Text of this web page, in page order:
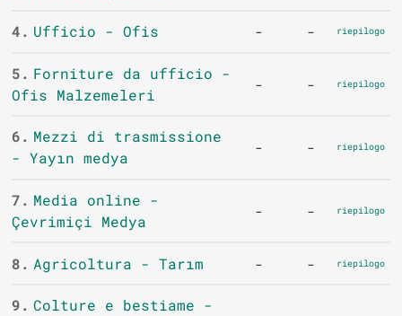
4. Ufficio - Ofis - - riepilogo
5. Forniture da ufficio -
Ofis Malzemeleri
- - riepilogo
6. Mezzi di trasmissione
- Yayın medya
- - riepilogo
7. Media online -
Çevrimiçi Medya
- - riepilogo
8. Agricoltura - Tarım - - riepilogo
9. Colture e bestiame -